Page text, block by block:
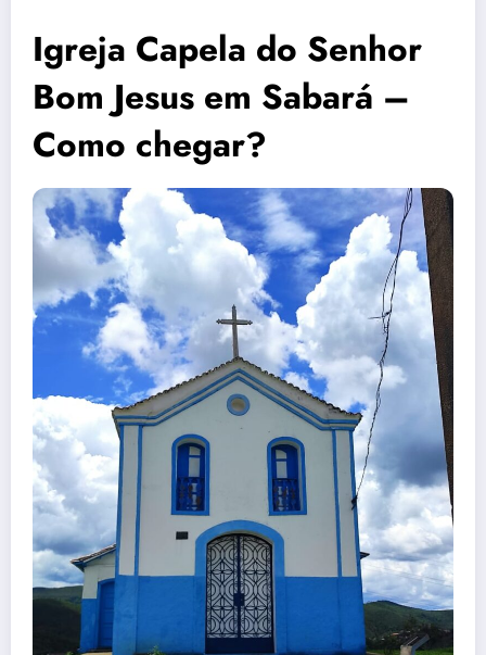
Igreja Capela do Senhor
Bom Jesus em Sabará –
Como chegar?